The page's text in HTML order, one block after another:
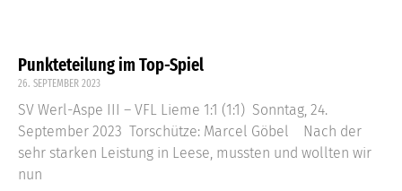
Punkteteilung im Top-Spiel
26. SEPTEMBER 2023
SV Werl-Aspe III – VFL Lieme 1:1 (1:1) Sonntag, 24.
September 2023 Torschütze: Marcel Göbel Nach der
sehr starken Leistung in Leese, mussten und wollten wir
nun